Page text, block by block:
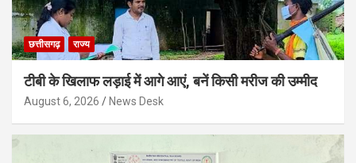
छत्तीसगढ़ राज्य
टीबी के खिलाफ लड़ाई में आगे आएं, बनें किसी मरीज की उम्मीद
August 6, 2026 News Desk